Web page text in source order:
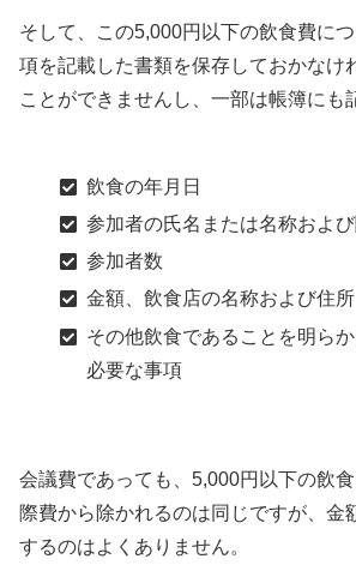
そして、この5,000円以下の飲食費に
項を記載した書類を保存しておかなけ
ことができませんし、一部は帳簿にも
飲食の年月日
参加者の氏名または名称およ
参加者数
金額、飲食店の名称および住所
その他飲食であることを明ら
必要な事項
会議費であっても、5,000円以下の飲
際費から除かれるのは同じですが、金
するのはよくありません。